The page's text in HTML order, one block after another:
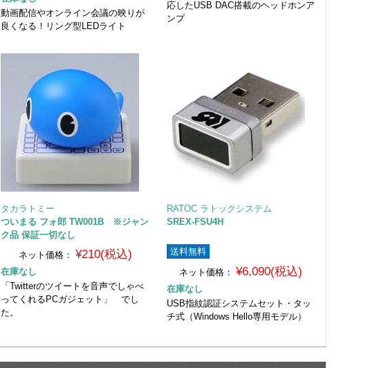
動画配信やオンライン会議の映りが
良くなる！リング型LEDライト
応したUSB DAC搭載のヘッドホンア
ンプ
タカラトミー
ついまる フォ郎 TW001B ※ジャン
ク品 保証一切なし
ネット価格：
¥210(税込)
在庫なし
「Twitterのツイートを音声でしゃべ
ってくれるPCガジェット」 でし
た。
RATOC ラトックシステム
SREX-FSU4H
送料無料
ネット価格：
¥6,090(税込)
在庫なし
USB指紋認証システムセット・タッ
チ式（Windows Hello専用モデル）